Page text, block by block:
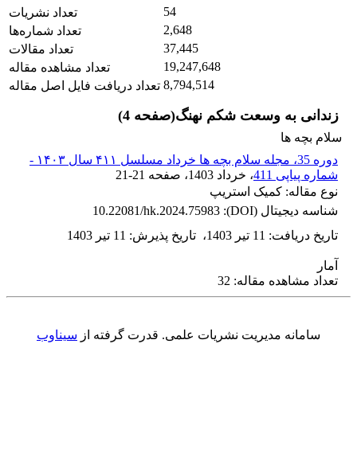
تعداد نشریات
54
تعداد شماره‌ها
2,648
تعداد مقالات
37,445
تعداد مشاهده مقاله
19,247,648
تعداد دریافت فایل اصل مقاله 8,794,514
زندانی به وسعت شکم نهنگ(صفحه 4)
سلام بچه ها
دوره 35، مجله سلام بچه ها خرداد مسلسل ۴۱۱ سال ۱۴۰۳ -
شماره پیاپی 411
، خرداد 1403 ، صفحه 21-21
نوع مقاله: کمیک استریپ
شناسه دیجیتال (DOI):
10.22081/hk.2024.75983
تاریخ دریافت: 11 تیر 1403 ، تاریخ پذیرش: 11 تیر 1403
آمار
تعداد مشاهده مقاله: 32
سامانه مدیریت نشریات علمی. قدرت گرفته از سیناوب